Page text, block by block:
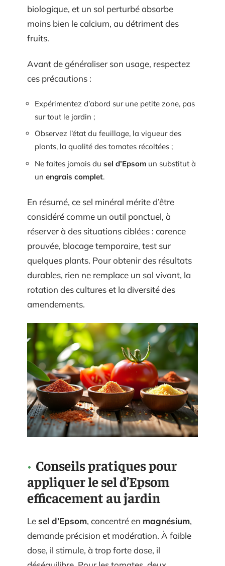
biologique, et un sol perturbé absorbe
moins bien le calcium, au détriment des
fruits.
Avant de généraliser son usage, respectez
ces précautions :
Expérimentez d’abord sur une petite zone, pas
sur tout le jardin ;
Observez l’état du feuillage, la vigueur des
plants, la qualité des tomates récoltées ;
Ne faites jamais du sel d’Epsom un substitut à
un engrais complet.
En résumé, ce sel minéral mérite d’être
considéré comme un outil ponctuel, à
réserver à des situations ciblées : carence
prouvée, blocage temporaire, test sur
quelques plants. Pour obtenir des résultats
durables, rien ne remplace un sol vivant, la
rotation des cultures et la diversité des
amendements.
Conseils pratiques pour
appliquer le sel d’Epsom
efficacement au jardin
Lesel d’Epsom, concentré en magnésium,
demande précision et modération. À faible
dose, il stimule, à trop forte dose, il